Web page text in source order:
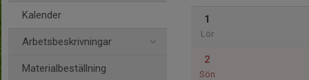
Kalender
Arbetsbeskrivningar
Materialbeställning
1
Lör
2
Sön